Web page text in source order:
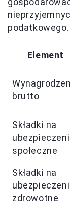
podatkowego.
Element
brutto
Składki na
społeczne
Składki na
zdrowotne